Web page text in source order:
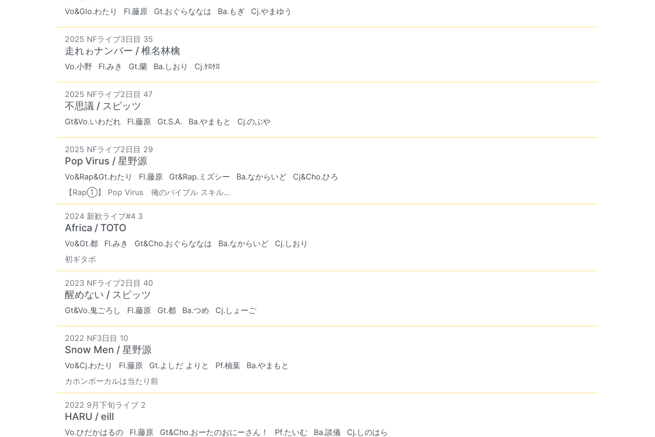
Vo&Glo.わたり Fl.藤原 Gt.おぐらななは Ba.もぎ Cj.やまゆう
2025 NFライブ3日目 35
走れゎナンバー / 椎名林檎
Vo.小野 Fl.みき Gt.蘭 Ba.しおり Cj.ｹﾛｹﾛ
2025 NFライブ2日目 47
不思議 / スピッツ
Gt&Vo.いわだれ Fl.藤原 Gt.S.A. Ba.やまもと Cj.のぶや
2025 NFライブ2日目 29
Pop Virus / 星野源
Vo&Rap&Gt.わたり Fl.藤原 Gt&Rap.ミズシー Ba.なからいど
Cj&Cho.ひろ
【Rap①】 Pop Virus 俺のバイブル スキル...
2024 新歓ライブ#4 3
Africa / TOTO
Vo&Gt.都 Fl.みき Gt&Cho.おぐらななは Ba.なからいど
Cj.しおり
初ギタボ
2023 NFライブ2日目 40
醒めない / スピッツ
Gt&Vo.鬼ごろし Fl.藤原 Gt.都 Ba.つめ Cj.しょーご
2022 NF3日目 10
Snow Men / 星野源
Vo&Cj.わたり Fl.藤原 Gt.よしだ よりと Pf.柚葉
Ba.やまもと
カホンボーカルは当たり前
2022 9月下旬ライブ 2
HARU / eill
Vo.ひだかはるの Fl.藤原 Gt&Cho.おーたのおにーさん！ Pf.たいむ Ba.談儀 Cj.しのはら